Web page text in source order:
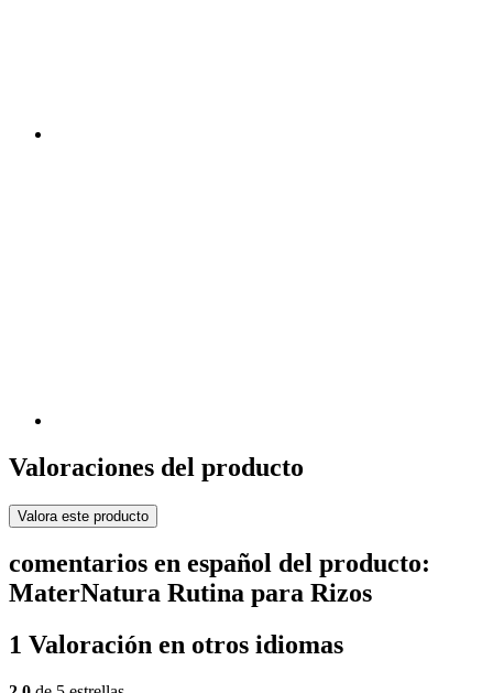
Valoraciones del producto
Valora este producto
comentarios en español del producto:
MaterNatura Rutina para Rizos
1 Valoración en otros idiomas